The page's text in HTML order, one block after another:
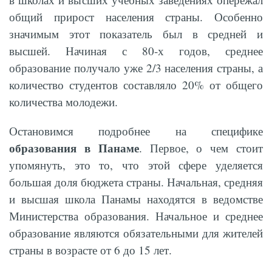
общий прирост населения страны. Особенно
значимым этот показатель был в средней и
высшей. Начиная с 80-х годов, среднее
образование получало уже 2/3 населения страны, а
количество студентов составляло 20% от общего
количества молодежи.
Остановимся подробнее на специфике
образования в Панаме. Первое, о чем стоит
упомянуть, это то, что этой сфере уделяется
большая доля бюджета страны. Начальная, средняя
и высшая школа Панамы находятся в ведомстве
Министерства образования. Начальное и среднее
образование являются обязательными для жителей
страны в возрасте от 6 до 15 лет.